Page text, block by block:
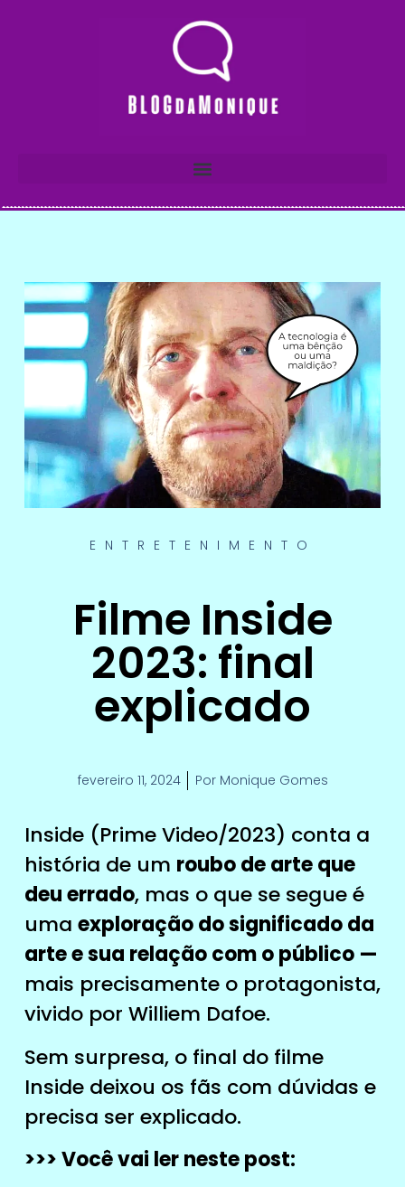
ENTRETENIMENTO
Filme Inside
2023: final
explicado
fevereiro 11, 2024 PorMonique Gomes
Inside (Prime Video/2023) conta a
história de um roubo de arte que
deu errado, mas o que se segue é
uma exploração do significado da
arte e sua relação com o público —
mais precisamente o protagonista,
vivido por Williem Dafoe.
Sem surpresa, o final do filme
Inside deixou os fãs com dúvidas e
precisa ser explicado.
>>> Você vai ler neste post: